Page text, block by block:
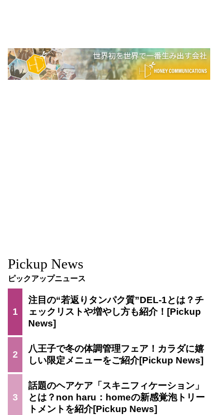
Pickup News
ピックアップニュース
1
注目の“若返りタンパク質”DEL-1とは？チ
ェックリストや増やし方も紹介！
2
八王子で冬の体調管理フェア！カラダに嬉
しい限定メニューをご紹介
3
話題のヘアケア「スキニフィケーション」
とは？non haru：homeの新感覚泡トリー
トメントを紹介